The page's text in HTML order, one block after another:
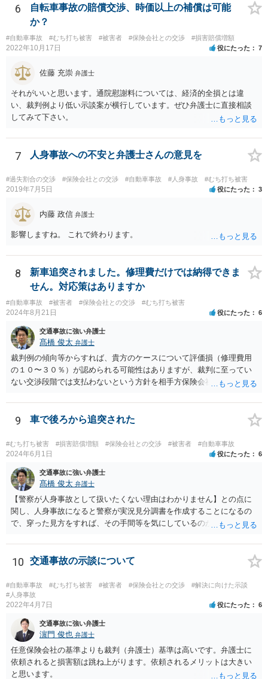
き、又は相当の注意をしても損害が生ずべきであったときは、この限
りでない。 会社側の言い分に付き合わず、会社側への請求をお考えな
さったほうがよろしいかもしれません。加害ドライバーの任意保険が
本件に使えるか、使おうとするかが定かではありませんので。「1年4
ヶ月のうちに4回も事故」の事実は、会社から加害ドライバーへの責任
転嫁のような発言ですが、上記ただし書との関連で言えば、会社側が
「相当の注意」をしていなかった証左でしょう。 今後の対応ですが、
事故証明書を速やかに取得すべきです。 病院で治療を受ける際、第三
者行為による傷病届を出す必要があります。 最終的にどこまで認めら
れるかという問題はありますが、事故後に事故に関連した支出に関し
6
自転車事故の賠償交渉、時価以上の補償は可能
か？
#自動車事故 #むち打ち被害 #被害者 #保険会社との交渉 #損害賠償増額
2022年10月17日 役にたった 7
佐藤 充崇 弁護士
それがいいと思います。通院慰謝料については、経済的全損とは違
い、裁判例より低い示談案が横行しています。ぜひ弁護士に直接相談
してみて下さい。
7 人身事故への不安と弁護士さんの意見を
#過失割合の交渉 #保険会社との交渉 #自動車事故 #人身事故 #むち打ち被害
2019年7月5日 役にたった 3
内藤 政信 弁護士
影響しますね。 これで終わります。
8
新車追突されました。修理費だけでは納得できま
せん。対応策はありますか
#自動車事故 #被害者 #保険会社との交渉 #むち打ち被害
2024年8月21日 役にたった 6
交通事故に強い弁護士
髙橋 俊太 弁護士
裁判例の傾向等からすれば、貴方のケースについて評価損（修理費用
の１０〜３０％）が認められる可能性はありますが、裁判に至ってい
ない交渉段階では支払わないという方針を相手方保険会社が貫く可能
9 車で後ろから追突された
#むち打ち被害 #損害賠償増額 #保険会社との交渉 #被害者 #自動車事故
2024年6月1日 役にたった 6
交通事故に強い弁護士
髙橋 俊太 弁護士
【警察が人身事故として扱いたくない理由はわかりません】との点に
関し、人身事故になると警察が実況見分調書を作成することになるの
で、穿った見方をすれば、その手間等を気にしているのかもしれませ
する方が適切だと思います。人身事故にしたからといって、相手方の
罪責等がそれだけで重くなるわけではありません。
10 交通事故の示談について
#自動車事故 #むち打ち被害 #被害者 #保険会社との交渉
#解決に向けた示談
#人身事故
2022年4月7日 役にたった 6
交通事故に強い弁護士
濵門 俊也 弁護士
任意保険会社の基準よりも裁判（弁護士）基準は高いです。弁護士に
依頼されると損害額は跳ね上がります。依頼されるメリットは大きい
と思います。